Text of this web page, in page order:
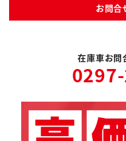
お問合
在庫車お問